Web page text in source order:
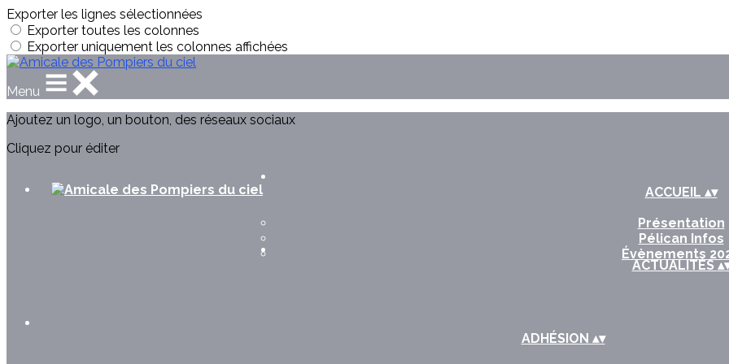
Exporter les lignes sélectionnées
Exporter toutes les colonnes
Exporter uniquement les colonnes affichées
Menu
Ajoutez un logo, un bouton, des réseaux sociaux
Cliquez pour éditer
ACCUEIL ▴▾
Présentation
Pélican Infos
Évènements
ACTUALITÉS▴
ADHÉSION ▴▾